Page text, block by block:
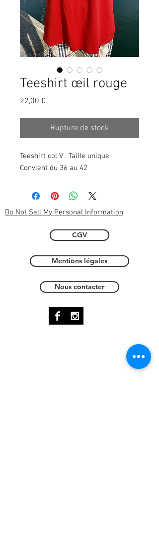
Teeshirt œil rouge
22,00 €
Rupture de stock
Teeshirt col V . Taille unique.
Convient du 36 au 42
Do Not Sell My Personal Information
CGV
Mentions légales
Nous contacter